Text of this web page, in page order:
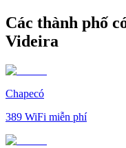
Các thành phố
Videira
Chapecó
389 WiFi miễn phí